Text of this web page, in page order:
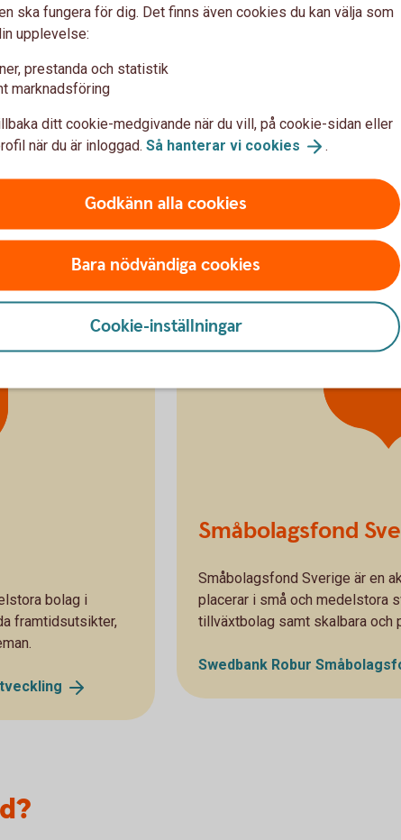
bolag världen
möjligheter till en
bolag i
framtidsutsikter,
Småbolagsfond
Småbolagsfond Norden är en
investerar i mindre och
Swedbank Robur
Småbolagsfond
Småbolagsfond Sverige är en
placerar i små och medelstora
tillväxtbolag samt skalbara och
Swedbank Robur
För dig
ska fungera för dig. Det finns även cookies du kan välja som
upplevelse:
prestanda och statistik
marknadsföring
ditt cookie-medgivande när du vill, på cookie-sidan eller
när du är inloggad. Så hanterar vi cookies .
Godkänn alla cookies
Bara nödvändiga cookies
Cookie-inställningar